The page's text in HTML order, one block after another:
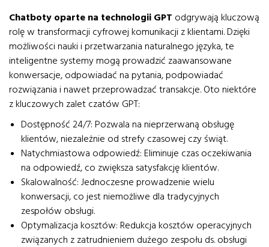
Chatboty oparte na technologii GPT odgrywają kluczową
rolę w transformacji cyfrowej komunikacji z klientami. Dzięki
możliwości nauki i przetwarzania naturalnego języka, te
inteligentne systemy mogą prowadzić zaawansowane
konwersacje, odpowiadać na pytania, podpowiadać
rozwiązania i nawet przeprowadzać transakcje. Oto niektóre
z kluczowych zalet czatów GPT:
Dostępność 24/7: Pozwala na nieprzerwaną obsługę
klientów, niezależnie od strefy czasowej czy świąt.
Natychmiastowa odpowiedź: Eliminuje czas oczekiwania
na odpowiedź, co zwiększa satysfakcję klientów.
Skalowalność: Jednoczesne prowadzenie wielu
konwersacji, co jest niemożliwe dla tradycyjnych
zespołów obsługi.
Optymalizacja kosztów: Redukcja kosztów operacyjnych
związanych z zatrudnieniem dużego zespołu ds. obsługi